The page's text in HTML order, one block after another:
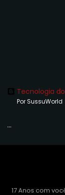
Tecnologia
Por SussuWorld
...
17 Anos com